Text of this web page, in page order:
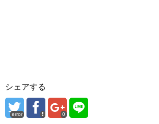
シェアする
error 0